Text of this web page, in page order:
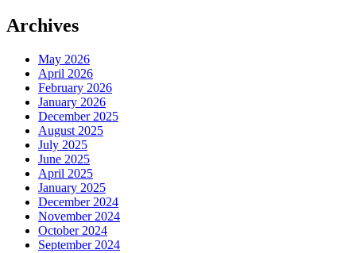
Archives
May 2026
April 2026
February 2026
January 2026
December 2025
August 2025
July 2025
June 2025
April 2025
January 2025
December 2024
November 2024
October 2024
September 2024